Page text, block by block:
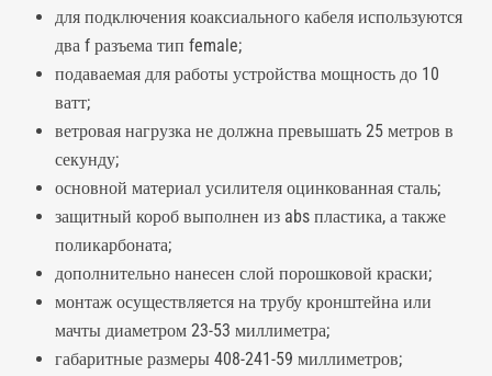
для подключения коаксиального кабеля используются
два f разъема тип female;
подаваемая для работы устройства мощность до 10
ватт;
ветровая нагрузка не должна превышать 25 метров в
секунду;
основной материал усилителя оцинкованная сталь;
защитный короб выполнен из abs пластика, а также
поликарбоната;
дополнительно нанесен слой порошковой краски;
монтаж осуществляется на трубу кронштейна или
мачты диаметром 23-53 миллиметра;
габаритные размеры 408-241-59 миллиметров;